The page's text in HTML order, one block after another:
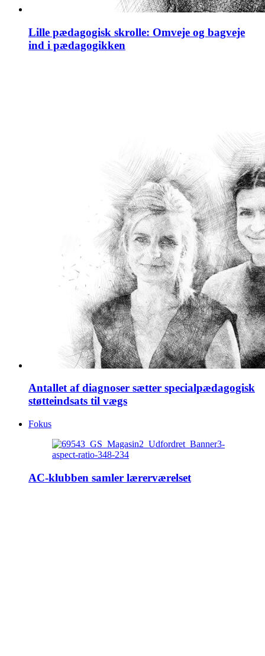
Lille pædagogisk skrolle: Omveje og bagveje
ind i pædagogikken
Antallet af diagnoser sætter specialpædagogisk
støtteindsats til vægs
Fokus
AC-klubben samler lærerværelset